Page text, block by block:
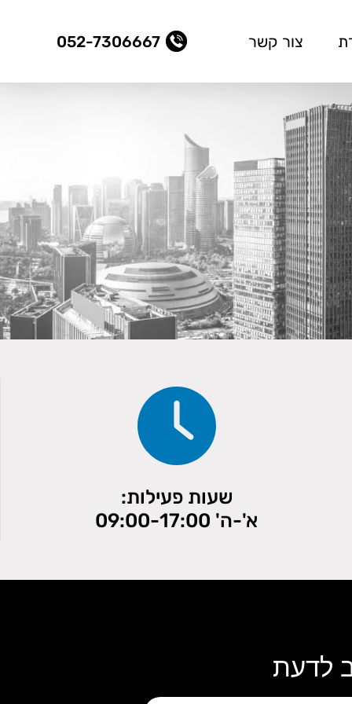
צור קשר 052-7306667
שעות פעילות:
א'-ה' 09:00-17:00
לדעת